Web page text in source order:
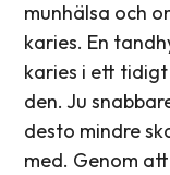
munhälsa och
karies. En
karies i ett
den. Ju
desto mindre
med. Genom